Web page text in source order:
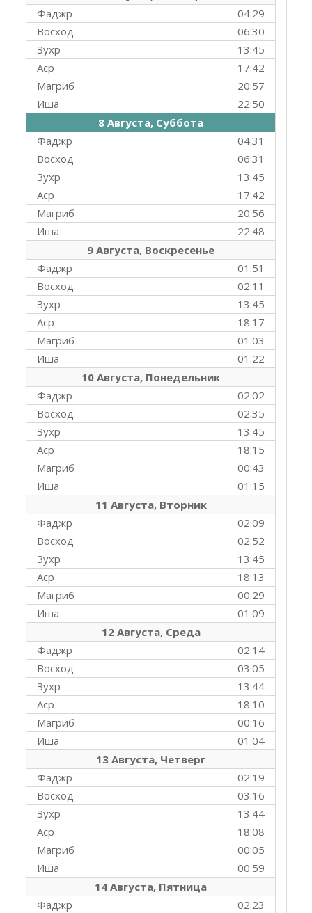
04:29
Фаджр
06:30
Восход
13:45
Зухр
17:42
Аср
20:57
Магриб
22:50
Иша
8 Августа, Суббота
04:31
Фаджр
06:31
Восход
13:45
Зухр
17:42
Аср
20:56
Магриб
22:48
Иша
9 Августа, Воскресенье
01:51
Фаджр
02:11
Восход
13:45
Зухр
18:17
Аср
01:03
Магриб
01:22
Иша
10 Августа, Понедельник
02:02
Фаджр
02:35
Восход
13:45
Зухр
18:15
Аср
00:43
Магриб
01:15
Иша
11 Августа, Вторник
02:09
Фаджр
02:52
Восход
13:45
Зухр
18:13
Аср
00:29
Магриб
01:09
Иша
12 Августа, Среда
02:14
Фаджр
03:05
Восход
13:44
Зухр
18:10
Аср
00:16
Магриб
01:04
Иша
13 Августа, Четверг
02:19
Фаджр
03:16
Восход
13:44
Зухр
18:08
Аср
00:05
Магриб
00:59
Иша
14 Августа, Пятница
02:23
Фаджр